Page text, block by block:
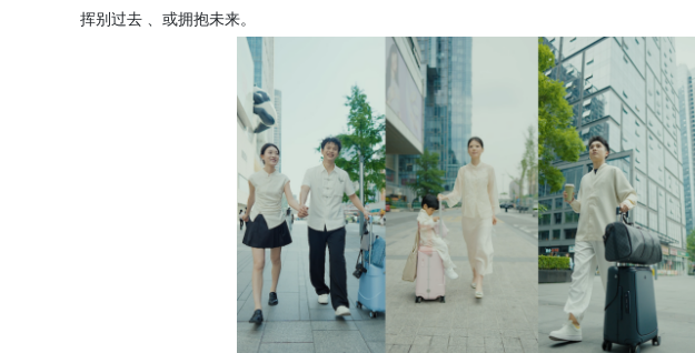
挥别过去 、或拥抱未来。